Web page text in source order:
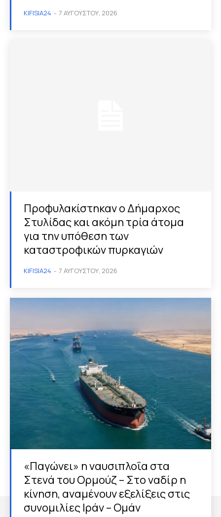
KIFISIA24 - 7 ΑΥΓΟΎΣΤΟΥ, 2026
Προφυλακίστηκαν ο Δήμαρχος
Στυλίδας και ακόμη τρία άτομα
για την υπόθεση των
καταστροφικών πυρκαγιών
KIFISIA24 - 7 ΑΥΓΟΎΣΤΟΥ, 2026
«Παγώνει» η ναυσιπλοΐα στα
Στενά του Ορμούζ – Στο ναδίρ η
κίνηση, αναμένουν εξελίξεις στις
συνομιλίες Ιράν – Ομάν